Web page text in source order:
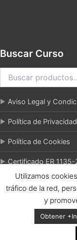
Buscar Curso
Aviso Legal y
Política de Privacidad
Política de Cookies
Certificado ER
Copiright © 2026
Utilizamos
tráfico de la red,
y
Obtener